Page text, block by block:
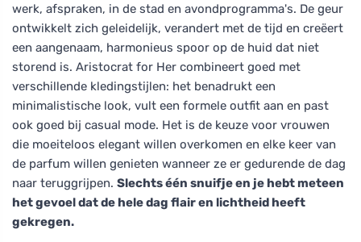
werk, afspraken, in de stad en avondprogramma's. De geur
ontwikkelt zich geleidelijk, verandert met de tijd en creëert
een aangenaam, harmonieus spoor op de huid dat niet
storend is. Aristocrat for Her combineert goed met
verschillende kledingstijlen: het benadrukt een
minimalistische look, vult een formele outfit aan en past
ook goed bij casual mode. Het is de keuze voor vrouwen
die moeiteloos elegant willen overkomen en elke keer van
de parfum willen genieten wanneer ze er gedurende de dag
naar teruggrijpen. Slechts één snuifje en je hebt meteen
het gevoel dat de hele dag flair en lichtheid heeft
gekregen.